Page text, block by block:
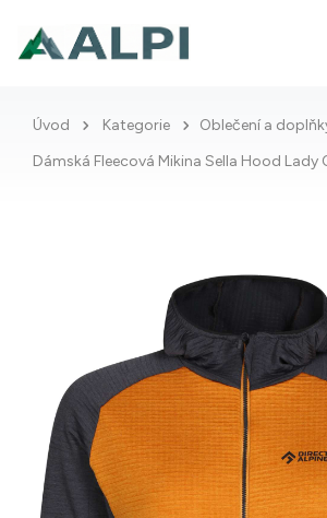
Úvod Kategorie
Oblečení a
Dámská Fleecová Mikina Sella Hood